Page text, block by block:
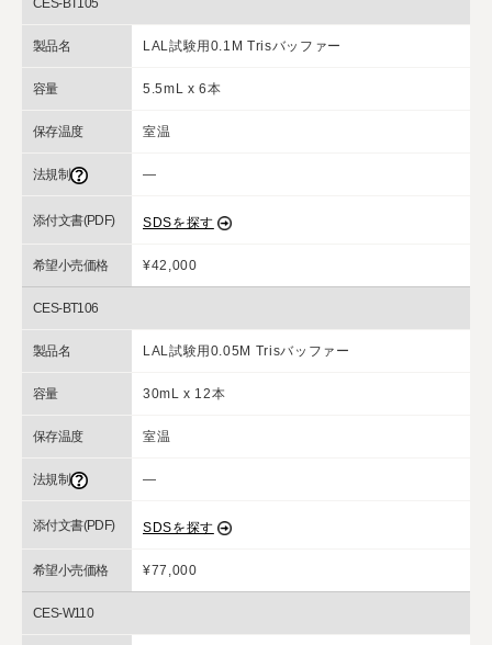
CES-BT105
製品名 LAL試験用0.1M Trisバッファー
容量 5.5mL x 6本
保存温度 室温
法規制 ―
添付文書(PDF) SDSを探す
希望小売価格 ¥42,000
CES-BT106
製品名 LAL試験用0.05M Trisバッファー
容量 30mL x 12本
保存温度 室温
法規制 ―
添付文書(PDF) SDSを探す
希望小売価格 ¥77,000
CES-W110